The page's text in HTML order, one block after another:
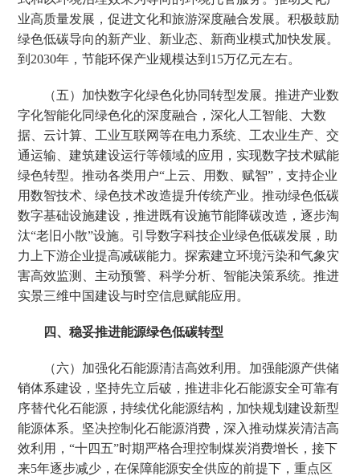
业高质量发展，促进文化和旅游深度融合发展。积极鼓励
绿色低碳导向的新产业、新业态、新商业模式加快发展。
到2030年，节能环保产业规模达到15万亿元左右。
（五）加快数字化绿色化协同转型发展。推进产业数
字化智能化同绿色化的深度融合，深化人工智能、大数
据、云计算、工业互联网等在电力系统、工农业生产、交
通运输、建筑建设运行等领域的应用，实现数字技术赋能
绿色转型。推动各类用户“上云、用数、赋智”，支持企业
用数智技术、绿色技术改造提升传统产业。推动绿色低碳
数字基础设施建设，推进既有设施节能降碳改造，逐步淘
汰“老旧小散”设施。引导数字科技企业绿色低碳发展，助
力上下游企业提高减碳能力。探索建立环境污染和气象灾
害高效监测、主动预警、科学分析、智能决策系统。推进
实景三维中国建设与时空信息赋能应用。
四、稳妥推进能源绿色低碳转型
（六）加强化石能源清洁高效利用。加强能源产供储
销体系建设，坚持先立后破，推进非化石能源安全可靠有
序替代化石能源，持续优化能源结构，加快规划建设新型
能源体系。坚决控制化石能源消费，深入推动煤炭清洁高
效利用，“十四五”时期严格合理控制煤炭消费增长，接下
来5年逐步减少，在保障能源安全供应的前提下，重点区